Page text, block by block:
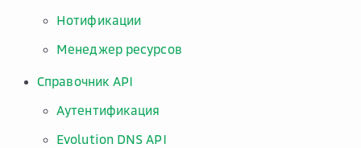
Нотификации
Менеджер ресурсов
Справочник API
Аутентификация
Evolution DNS API